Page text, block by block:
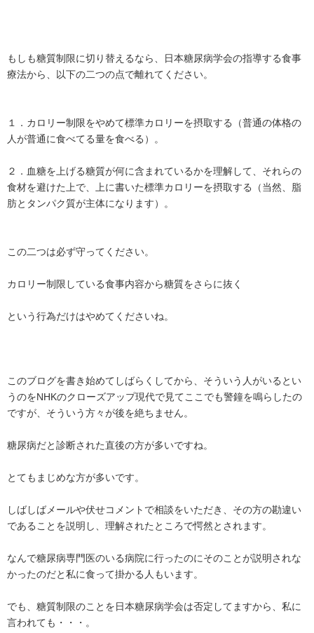
もしも糖質制限に切り替えるなら、日本糖尿病学会の指導する食事
療法から、以下の二つの点で離れてください。
１．カロリー制限をやめて標準カロリーを摂取する（普通の体格の
人が普通に食べてる量を食べる）。
２．血糖を上げる糖質が何に含まれているかを理解して、それらの
食材を避けた上で、上に書いた標準カロリーを摂取する（当然、脂
肪とタンパク質が主体になります）。
この二つは必ず守ってください。
カロリー制限している食事内容から糖質をさらに抜く
という行為だけはやめてくださいね。
このブログを書き始めてしばらくしてから、そういう人がいるとい
うのをNHKのクローズアップ現代で見てここでも警鐘を鳴らしたの
ですが、そういう方々が後を絶ちません。
糖尿病だと診断された直後の方が多いですね。
とてもまじめな方が多いです。
しばしばメールや伏せコメントで相談をいただき、その方の勘違い
であることを説明し、理解されたところで愕然とされます。
なんで糖尿病専門医のいる病院に行ったのにそのことが説明されな
かったのだと私に食って掛かる人もいます。
でも、糖質制限のことを日本糖尿病学会は否定してますから、私に
言われても・・・。